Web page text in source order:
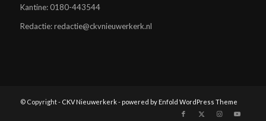
Kantine: 0180-443544
Redactie: redactie@ckvnieuwerkerk.nl
© Copyright - CKV Nieuwerkerk- powered by Enfold WordPress Theme